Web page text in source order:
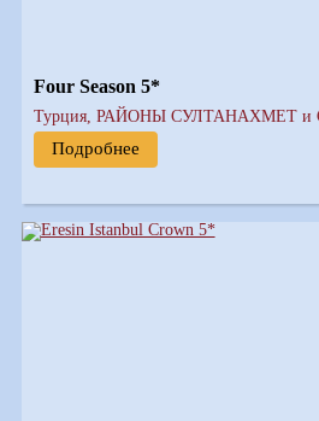
Four Season 5*
Турция, РАЙОНЫ СУЛТАНАХМЕТ
Подробнее